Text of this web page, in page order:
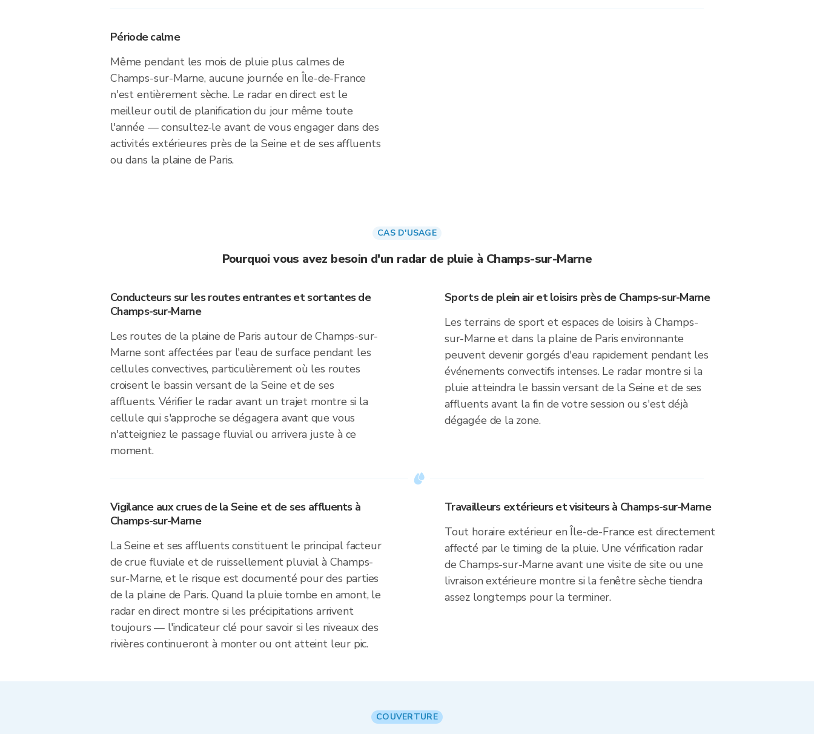
Période calme
Même pendant les mois de pluie plus calmes de
Champs-sur-Marne, aucune journée en Île-de-France
n'est entièrement sèche. Le radar en direct est le
meilleur outil de planification du jour même toute
l'année — consultez-le avant de vous engager dans des
activités extérieures près de la Seine et de ses affluents
ou dans la plaine de Paris.
CAS D'USAGE
Pourquoi vous avez besoin d'un radar de pluie à Champs-sur-Marne
Conducteurs sur les routes entrantes et sortantes de
Champs-sur-Marne
Les routes de la plaine de Paris autour de Champs-sur-
Marne sont affectées par l'eau de surface pendant les
cellules convectives, particulièrement où les routes
croisent le bassin versant de la Seine et de ses
affluents. Vérifier le radar avant un trajet montre si la
cellule qui s'approche se dégagera avant que vous
n'atteigniez le passage fluvial ou arrivera juste à ce
moment.
Sports de plein air et loisirs près de Champs-sur-Marne
Les terrains de sport et espaces de loisirs à Champs-
sur-Marne et dans la plaine de Paris environnante
peuvent devenir gorgés d'eau rapidement pendant les
événements convectifs intenses. Le radar montre si la
pluie atteindra le bassin versant de la Seine et de ses
affluents avant la fin de votre session ou s'est déjà
dégagée de la zone.
Vigilance aux crues de la Seine et de ses affluents à
Champs-sur-Marne
La Seine et ses affluents constituent le principal facteur
de crue fluviale et de ruissellement pluvial à Champs-
sur-Marne, et le risque est documenté pour des parties
de la plaine de Paris. Quand la pluie tombe en amont, le
radar en direct montre si les précipitations arrivent
toujours — l'indicateur clé pour savoir si les niveaux des
rivières continueront à monter ou ont atteint leur pic.
Travailleurs extérieurs et visiteurs à Champs-sur-Marne
Tout horaire extérieur en Île-de-France est directement
affecté par le timing de la pluie. Une vérification radar
de Champs-sur-Marne avant une visite de site ou une
livraison extérieure montre si la fenêtre sèche tiendra
assez longtemps pour la terminer.
COUVERTURE